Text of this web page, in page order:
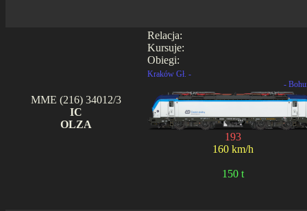
Relacja:
Kursuje:
Obiegi:
MME (216) 34012/3
IC
OLZA
Kraków Gł. -
-
193
160 km/h
150 t